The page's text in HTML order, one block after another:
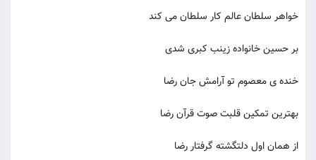
خواهر سلطان عالم کار سلطان می کند
بر حسین خانواده زینب کبری شدی
خنده ی معصوم تو آرامش جان رضا
بهترین تمکین قلبت صوت قرآن رضا
از همان اول دلتگشته گرفتار رضا